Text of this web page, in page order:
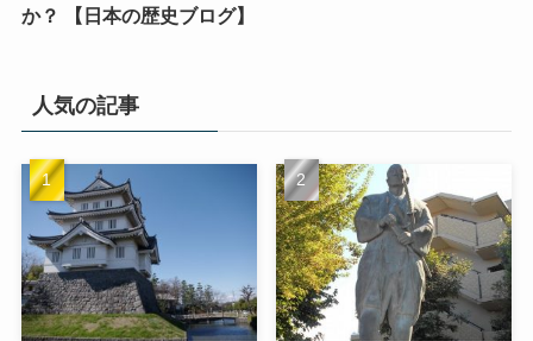
か？ 【日本の歴史ブログ】
人気の記事